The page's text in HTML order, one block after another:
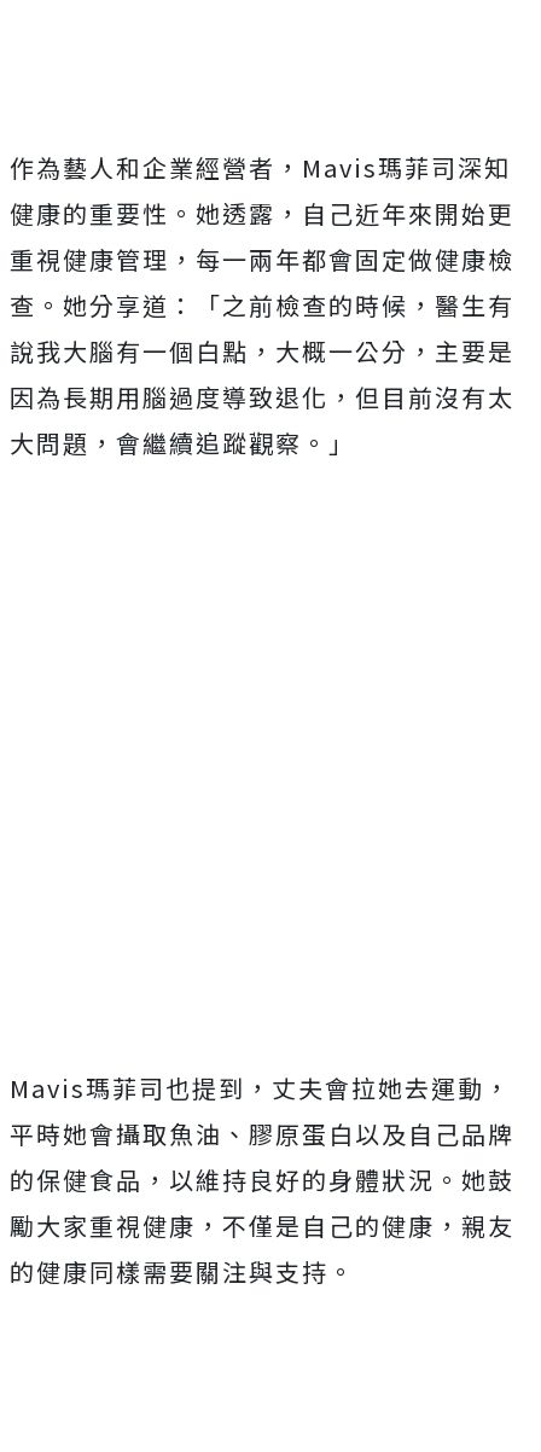
作為藝人和企業經營者，Mavis瑪菲司深知
健康的重要性。她透露，自己近年來開始更
重視健康管理，每一兩年都會固定做健康檢
查。她分享道：「之前檢查的時候，醫生有
說我大腦有一個白點，大概一公分，主要是
因為長期用腦過度導致退化，但目前沒有太
大問題，會繼續追蹤觀察。」
Mavis瑪菲司也提到，丈夫會拉她去運動，
平時她會攝取魚油、膠原蛋白以及自己品牌
的保健食品，以維持良好的身體狀況。她鼓
勵大家重視健康，不僅是自己的健康，親友
的健康同樣需要關注與支持。